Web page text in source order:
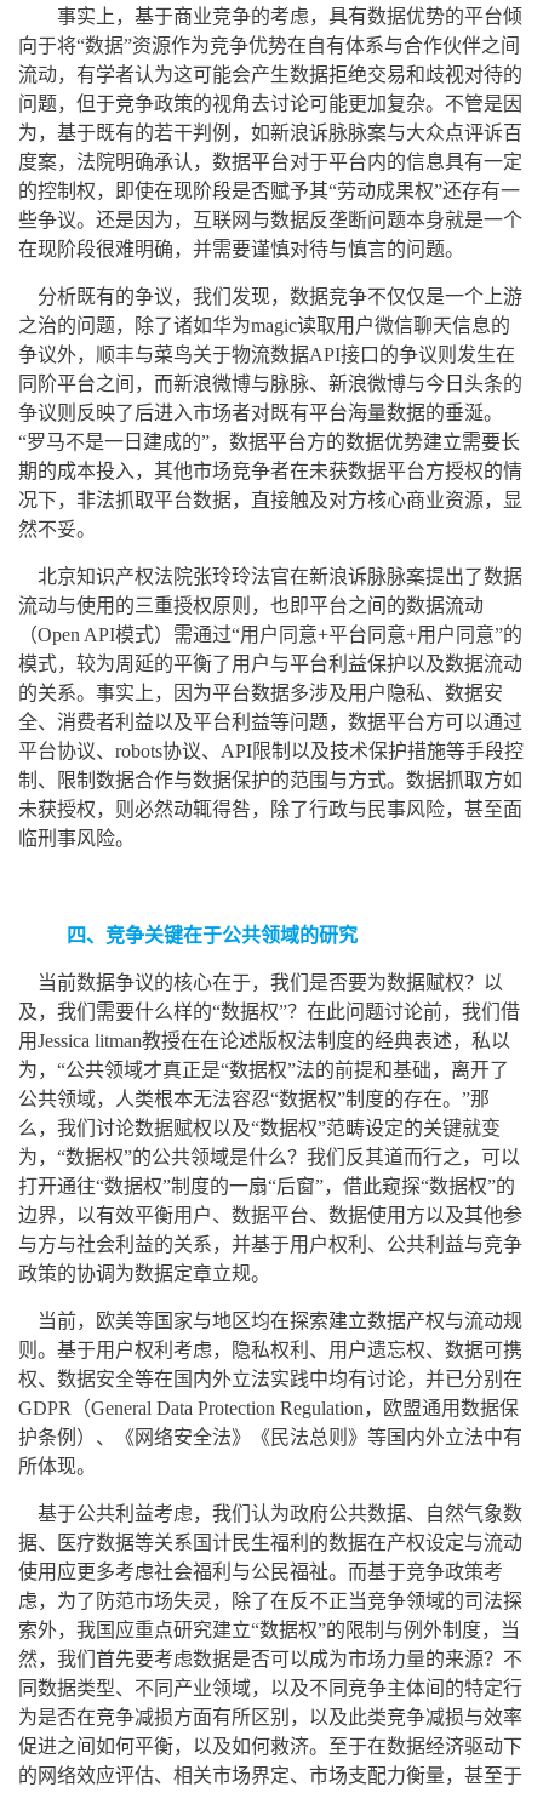
事实上，基于商业竞争的考虑，具有数据优势的平台倾
向于将“数据”资源作为竞争优势在自有体系与合作伙伴之间
流动，有学者认为这可能会产生数据拒绝交易和歧视对待的
问题，但于竞争政策的视角去讨论可能更加复杂。不管是因
为，基于既有的若干判例，如新浪诉脉脉案与大众点评诉百
度案，法院明确承认，数据平台对于平台内的信息具有一定
的控制权，即使在现阶段是否赋予其“劳动成果权”还存有一
些争议。还是因为，互联网与数据反垄断问题本身就是一个
在现阶段很难明确，并需要谨慎对待与慎言的问题。
分析既有的争议，我们发现，数据竞争不仅仅是一个上游
之治的问题，除了诸如华为magic读取用户微信聊天信息的
争议外，顺丰与菜鸟关于物流数据API接口的争议则发生在
同阶平台之间，而新浪微博与脉脉、新浪微博与今日头条的
争议则反映了后进入市场者对既有平台海量数据的垂涎。
“罗马不是一日建成的”，数据平台方的数据优势建立需要长
期的成本投入，其他市场竞争者在未获数据平台方授权的情
况下，非法抓取平台数据，直接触及对方核心商业资源，显
然不妥。
北京知识产权法院张玲玲法官在新浪诉脉脉案提出了数据
流动与使用的三重授权原则，也即平台之间的数据流动
（Open API模式）需通过“用户同意+平台同意+用户同意”的
模式，较为周延的平衡了用户与平台利益保护以及数据流动
的关系。事实上，因为平台数据多涉及用户隐私、数据安
全、消费者利益以及平台利益等问题，数据平台方可以通过
平台协议、robots协议、API限制以及技术保护措施等手段控
制、限制数据合作与数据保护的范围与方式。数据抓取方如
未获授权，则必然动辄得咎，除了行政与民事风险，甚至面
临刑事风险。
四、竞争关键在于公共领域的研究
当前数据争议的核心在于，我们是否要为数据赋权？以
及，我们需要什么样的“数据权”？在此问题讨论前，我们借
用Jessica litman教授在在论述版权法制度的经典表述，私以
为，“公共领域才真正是“数据权”法的前提和基础，离开了
公共领域，人类根本无法容忍“数据权”制度的存在。”那
么，我们讨论数据赋权以及“数据权”范畴设定的关键就变
为，“数据权”的公共领域是什么？我们反其道而行之，可以
打开通往“数据权”制度的一扇“后窗”，借此窥探“数据权”的
边界，以有效平衡用户、数据平台、数据使用方以及其他参
与方与社会利益的关系，并基于用户权利、公共利益与竞争
政策的协调为数据定章立规。
当前，欧美等国家与地区均在探索建立数据产权与流动规
则。基于用户权利考虑，隐私权利、用户遗忘权、数据可携
权、数据安全等在国内外立法实践中均有讨论，并已分别在
GDPR（General Data Protection Regulation，欧盟通用数据保
护条例）、《网络安全法》《民法总则》等国内外立法中有
所体现。
基于公共利益考虑，我们认为政府公共数据、自然气象数
据、医疗数据等关系国计民生福利的数据在产权设定与流动
使用应更多考虑社会福利与公民福祉。而基于竞争政策考
虑，为了防范市场失灵，除了在反不正当竞争领域的司法探
索外，我国应重点研究建立“数据权”的限制与例外制度，当
然，我们首先要考虑数据是否可以成为市场力量的来源？不
同数据类型、不同产业领域，以及不同竞争主体间的特定行
为是否在竞争减损方面有所区别，以及此类竞争减损与效率
促进之间如何平衡，以及如何救济。至于在数据经济驱动下
的网络效应评估、相关市场界定、市场支配力衡量，甚至于